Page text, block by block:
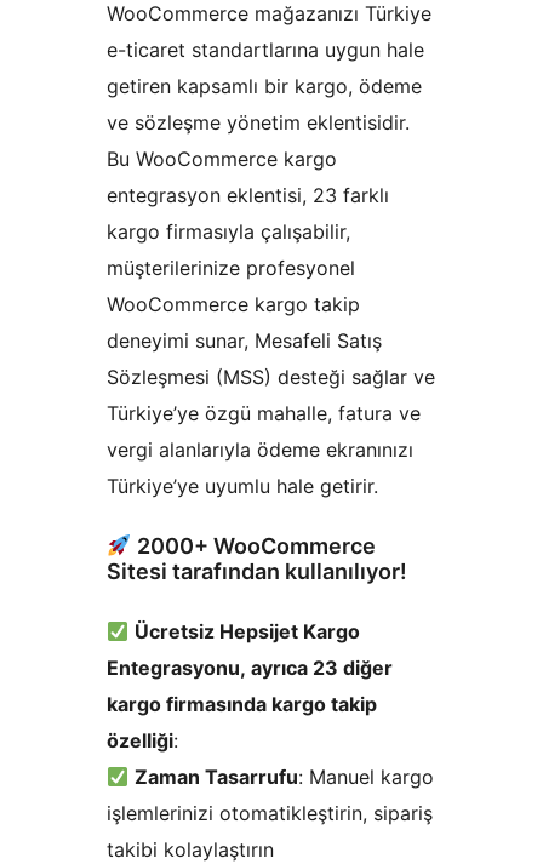
WooCommerce mağazanızı Türkiye
e-ticaret standartlarına uygun hale
getiren kapsamlı bir kargo, ödeme
ve sözleşme yönetim eklentisidir.
Bu WooCommerce kargo
entegrasyon eklentisi, 23 farklı
kargo firmasıyla çalışabilir,
müşterilerinize profesyonel
WooCommerce kargo takip
deneyimi sunar, Mesafeli Satış
Sözleşmesi (MSS) desteği sağlar ve
Türkiye’ye özgü mahalle, fatura ve
vergi alanlarıyla ödeme ekranınızı
Türkiye’ye uyumlu hale getirir.
2000+ WooCommerce
Sitesi tarafından kullanılıyor!
Ücretsiz Hepsijet Kargo
Entegrasyonu, ayrıca 23 diğer
kargo firmasında kargo takip
özelliği:
Zaman Tasarrufu: Manuel kargo
işlemlerinizi otomatikleştirin, sipariş
takibi kolaylaştırın